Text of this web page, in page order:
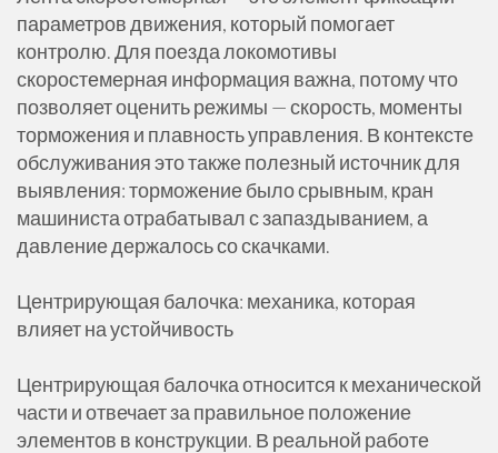
параметров движения, который помогает
контролю. Для поезда локомотивы
скоростемерная информация важна, потому что
позволяет оценить режимы — скорость, моменты
торможения и плавность управления. В контексте
обслуживания это также полезный источник для
выявления: торможение было срывным, кран
машиниста отрабатывал с запаздыванием, а
давление держалось со скачками.
Центрирующая балочка: механика, которая
влияет на устойчивость
Центрирующая балочка относится к механической
части и отвечает за правильное положение
элементов в конструкции. В реальной работе